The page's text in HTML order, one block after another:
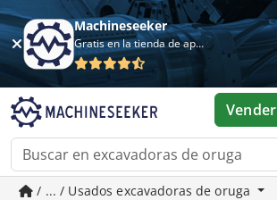
Machineseeker
Gratis en la tienda de aplicaciones
Vender
/ ... / Usados excavadoras de oruga